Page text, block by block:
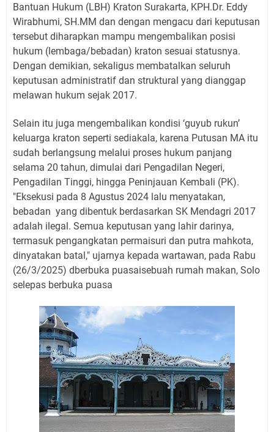
Bantuan Hukum (LBH) Kraton Surakarta, KPH.Dr. Eddy
Wirabhumi, SH.MM dan dengan mengacu dari keputusan
tersebut diharapkan mampu mengembalikan posisi
hukum (lembaga/bebadan) kraton sesuai statusnya.
Dengan demikian, sekaligus membatalkan seluruh
keputusan administratif dan struktural yang dianggap
melawan hukum sejak 2017.
Selain itu juga mengembalikan kondisi ‘guyub rukun’
keluarga kraton seperti sediakala, karena Putusan MA itu
sudah berlangsung melalui proses hukum panjang
selama 20 tahun, dimulai dari Pengadilan Negeri,
Pengadilan Tinggi, hingga Peninjauan Kembali (PK).
"Eksekusi pada 8 Agustus 2024 lalu menyatakan,
bebadan yang dibentuk berdasarkan SK Mendagri 2017
adalah ilegal. Semua keputusan yang lahir darinya,
termasuk pengangkatan permaisuri dan putra mahkota,
dinyatakan batal," ujarnya kepada wartawan, pada Rabu
(26/3/2025) dberbuka puasaisebuah rumah makan, Solo
selepas berbuka puasa